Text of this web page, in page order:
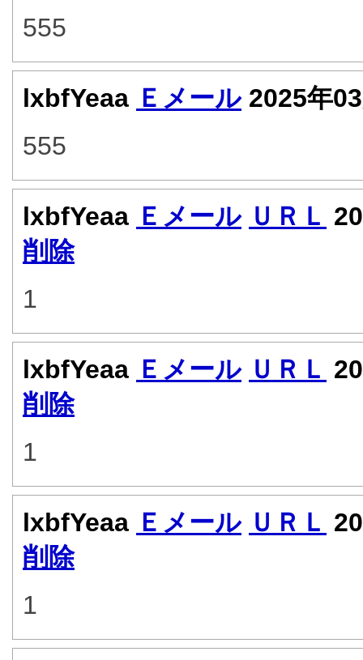
555
lxbfYeaa Ｅメール 2025年
555
lxbfYeaa Ｅメール ＵＲＬ
削除
1
lxbfYeaa Ｅメール ＵＲＬ
削除
1
lxbfYeaa Ｅメール ＵＲＬ
削除
1